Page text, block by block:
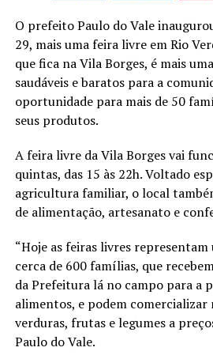
O prefeito Paulo do Vale
29, mais uma feira livre em Rio
que fica na Vila Borges, é mais
saudáveis e baratos para a
oportunidade para mais de 50
seus produtos.
A feira livre da Vila Borges vai
quintas, das 15 às 22h. Voltado
agricultura familiar, o local
de alimentação, artesanato e
“Hoje as feiras livres representam
cerca de 600 famílias, que
da Prefeitura lá no campo para a
alimentos, e podem comercializar
verduras, frutas e legumes a
Paulo do Vale.